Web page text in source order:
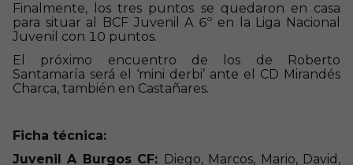
Finalmente, los tres puntos se quedaron en casa
para situar al BCF Juvenil A 6º en la Liga Nacional
Juvenil con 10 puntos.
El próximo encuentro de los de Roberto
Santamaría será el ‘mini derbi’ ante el CD Mirandés
Charca, también en Castañares.
Ficha técnica:
Juvenil A Burgos CF: Diego, Marcos, Mario, David,